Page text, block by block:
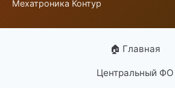
Мехатроника Контур
🏠 Главная
Центральный ФО